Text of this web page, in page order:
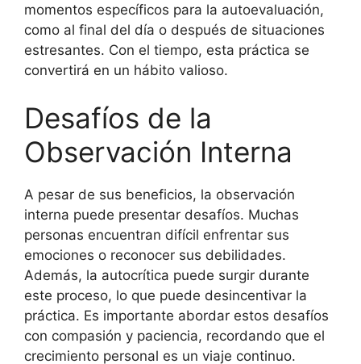
momentos específicos para la autoevaluación,
como al final del día o después de situaciones
estresantes. Con el tiempo, esta práctica se
convertirá en un hábito valioso.
Desafíos de la
Observación Interna
A pesar de sus beneficios, la observación
interna puede presentar desafíos. Muchas
personas encuentran difícil enfrentar sus
emociones o reconocer sus debilidades.
Además, la autocrítica puede surgir durante
este proceso, lo que puede desincentivar la
práctica. Es importante abordar estos desafíos
con compasión y paciencia, recordando que el
crecimiento personal es un viaje continuo.